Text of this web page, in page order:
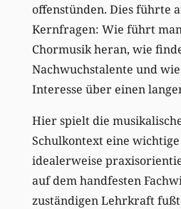
offenstünden. Dies führte
Kernfragen: Wie führt
Chormusik heran, wie
Nachwuchstalente und
Interesse über einen
Hier spielt die
Schulkontext eine
idealerweise
auf dem handfesten
zuständigen Lehrkraft